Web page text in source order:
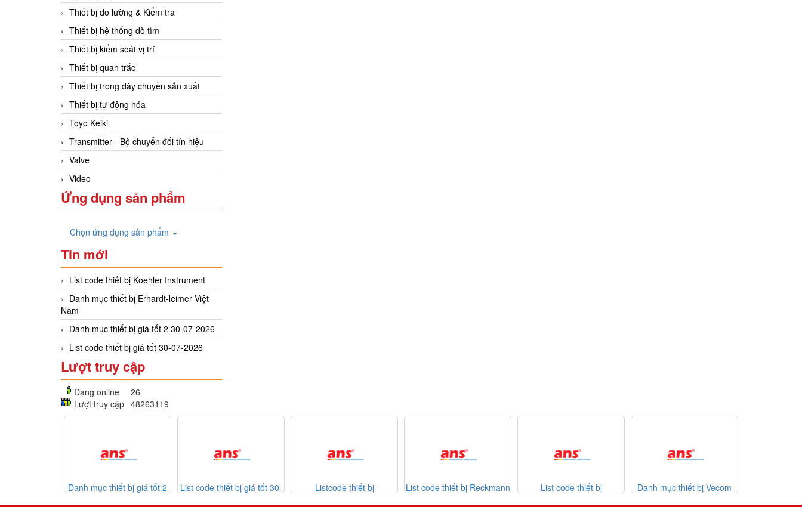
Thiết bị đo lường & Kiểm tra
Thiết bị hệ thống dò tìm
Thiết bị kiểm soát vị trí
Thiết bị quan trắc
Thiết bị trong dây chuyền sản xuất
Thiết bị tự động hóa
Toyo Keiki
Transmitter - Bộ chuyển đổi tín hiệu
Valve
Video
Ứng dụng sản phẩm
Chọn ứng dụng sản phẩm
Tin mới
List code thiết bị Koehler Instrument
Danh mục thiết bị Erhardt-leimer Việt
Nam
Danh mục thiết bị giá tốt 2 30-07-2026
List code thiết bị giá tốt 30-07-2026
Lượt truy cập
Đang online
26
Lượt truy cập 48263119
mục thiết bị giá tốt 2
List code thiết bị giá tốt 30-
Listcode thiết bị
List code thiết bị Reckmann
List code thiết bị
Danh mục thiết bị Vecom
Danh mục thiết bị Watlow